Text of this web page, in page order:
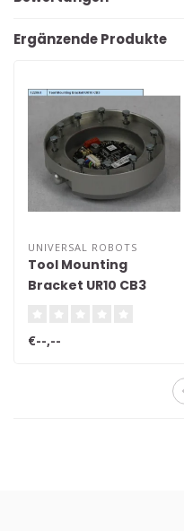
Ergänzende Produkte
UNIVERSAL ROBOTS
Tool Mounting
Bracket UR10 CB3
€--,--